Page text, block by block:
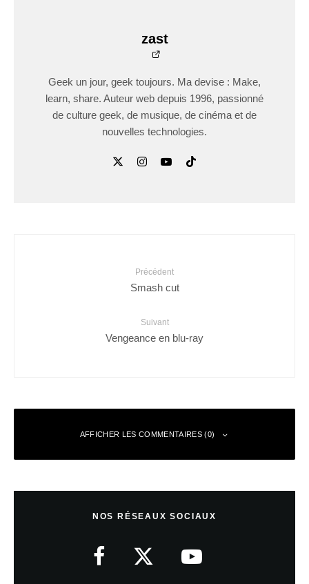
zast
Geek un jour, geek toujours. Ma devise : Make,
learn, share. Auteur web depuis 1996, passionné
de culture geek, de musique, de cinéma et de
nouvelles technologies.
Précédent
Smash cut
Suivant
Vengeance en blu-ray
AFFICHER LES COMMENTAIRES (0)
NOS RÉSEAUX SOCIAUX